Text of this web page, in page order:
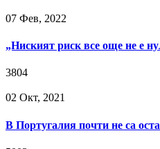
07 Фев, 2022
„Ниският риск все още не е
3804
02 Окт, 2021
В Португалия почти не са